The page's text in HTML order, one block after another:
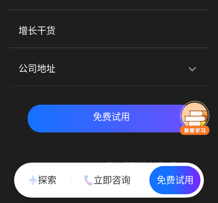
心理机构
实时私域带货 数字化运营
增长干货
公司地址
北京地址：北京市朝阳区朝外大街乙6号23层
免费试用
Copyright © 2015-2018 深圳小鹅网络技术有限公司
All Rights Reserved. 粤ICP备15020529号
粤公网安备 44030502002037号
探索 立即咨询 免费试用